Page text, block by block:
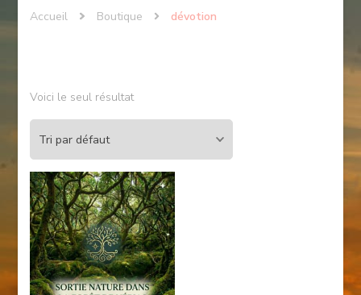
Accueil Boutique dévotion
Voici le seul résultat